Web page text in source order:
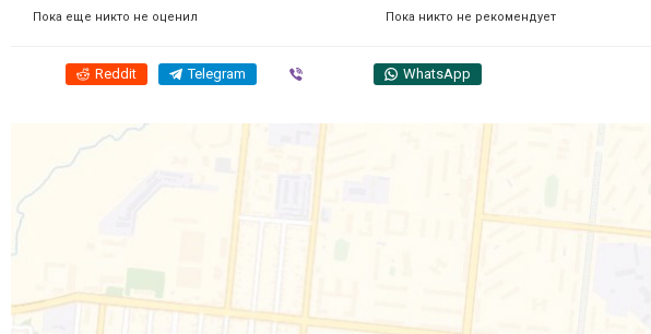
Пока еще никто не оценил Пока никто не рекомендует
Reddit Telegram WhatsApp